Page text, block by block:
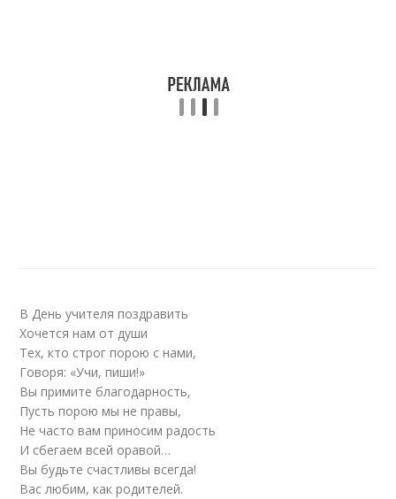
В День учителя поздравить
Хочется нам от души
Тех, кто строг порою с нами,
Говоря: «Учи, пиши!»
Вы примите благодарность,
Пусть порою мы не правы,
Не часто вам приносим радость
И сбегаем всей оравой…
Вы будьте счастливы всегда!
Вас любим, как родителей.